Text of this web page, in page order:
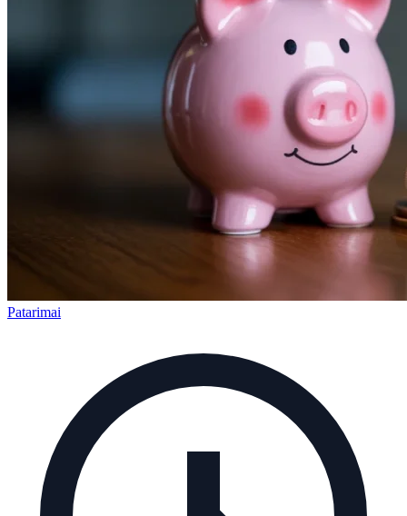
Patarimai